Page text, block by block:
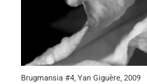
Brugmansia #4, Yan Giguère, 2009